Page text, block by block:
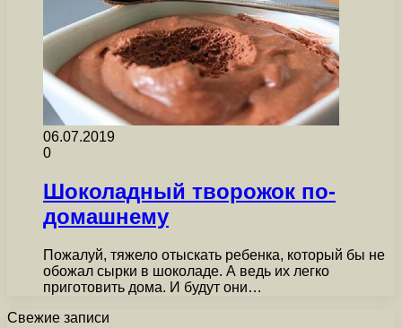
06.07.2019
0
Шоколадный творожок по-
домашнему
Пожалуй, тяжело отыскать ребенка, который бы не
обожал сырки в шоколаде. А ведь их легко
приготовить дома. И будут они…
Свежие записи